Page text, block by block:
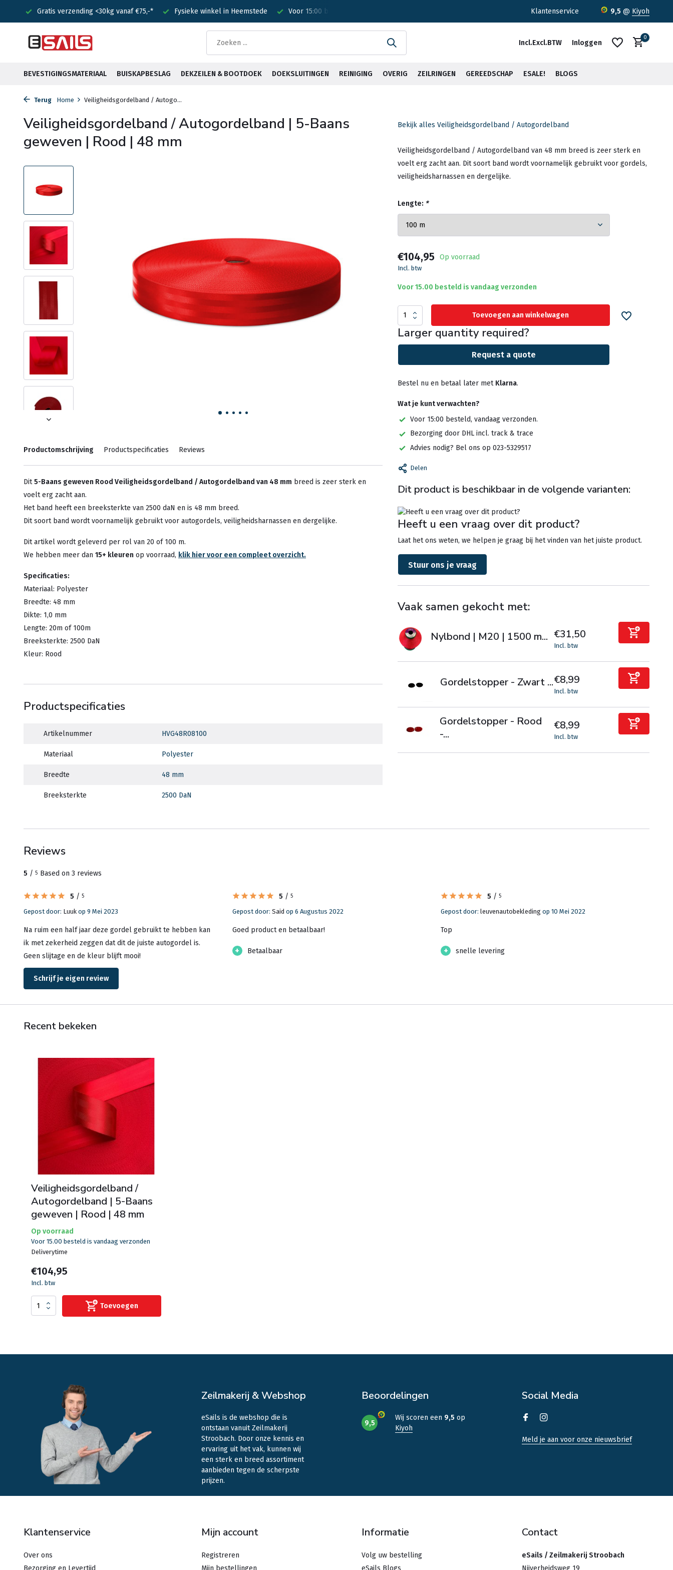
vanaf €75,-* Fysieke winkel in Heemstede Voor 15:00 besteld? Is vandaag verzonden! Klantenservice 9,5 @ Kiyoh
Incl.Excl.BTW Inloggen
0
BEVESTIGINGSMATERIAAL BUISKAPBESLAG DEKZEILEN & BOOTDOEK DOEKSLUITINGEN REINIGING OVERIG ZEILRINGEN GEREEDSCHAP ESALE! BLOGS
Terug Home Veiligheidsgordelband / Autogo...
Veiligheidsgordelband / Autogordelband | 5-Baans
geweven | Rood | 48 mm
Productomschrijving Productspecificaties Reviews
Dit5-Baans geweven Rood Veiligheidsgordelband / Autogordelband van 48 mm breed is zeer sterk en
voelt erg zacht aan.
Het band heeft een breeksterkte van 2500 daN en is 48 mm breed.
Dit soort band wordt voornamelijk gebruikt voor autogordels, veiligheidsharnassen en dergelijke.
Dit artikel wordt geleverd per rol van 20 of 100 m.
We hebben meer dan 15+ kleuren op voorraad, klik hier voor een compleet overzicht.
Specificaties:
Materiaal: Polyester
Breedte: 48 mm
Dikte: 1,0 mm
Lengte: 20m of 100m
Breeksterkte: 2500 DaN
Kleur: Rood
Productspecificaties
Artikelnummer HVG48R08100
Materiaal Polyester
Breedte 48 mm
Breeksterkte 2500 DaN
Bekijk alles Veiligheidsgordelband / Autogordelband
Veiligheidsgordelband / Autogordelband van 48 mm breed is zeer sterk en
voelt erg zacht aan. Dit soort band wordt voornamelijk gebruikt voor gordels,
veiligheidsharnassen en dergelijke.
Lengte: *
€104,95 Op voorraad
Incl. btw
Voor 15.00 besteld is vandaag verzonden
Toevoegen aan winkelwagen
Larger quantity required?
Request a quote
Bestel nu en betaal later met Klarna.
Wat je kunt verwachten?
Voor 15:00 besteld, vandaag verzonden.
Bezorging door DHL incl. track & trace
Advies nodig? Bel ons op 023-5329517
Delen
Dit product is beschikbaar in de volgende varianten:
Heeft u een vraag over dit product?
Laat het ons weten, we helpen je graag bij het vinden van het juiste product.
Stuur ons je vraag
Vaak samen gekocht met:
Nylbond | M20 | 1500 m... €31,50
Incl. btw
Gordelstopper - Zwart ...€8,99
Incl. btw
Gordelstopper - Rood
-...
€8,99
Incl. btw
Reviews
5 / 5 Based on 3 reviews
5 / 5
Gepost door: Luuk op 9 Mei 2023
Na ruim een half jaar deze gordel gebruikt te hebben kan
ik met zekerheid zeggen dat dit de juiste autogordel is.
Geen slijtage en de kleur blijft mooi!
5 / 5
Gepost door: Said op 6 Augustus 2022
Goed product en betaalbaar!
+ Betaalbaar
5 /5
Gepost door:leuvenautobekleding op 10 Mei 2022
Top
+ snelle levering
Schrijf je eigen review
Recent bekeken
Veiligheidsgordelband /
Autogordelband | 5-Baans
geweven | Rood | 48 mm
Op voorraad
Voor 15.00 besteld is vandaag verzonden
Deliverytime
€104,95
Incl. btw
Toevoegen
Zeilmakerij & Webshop
eSails is de webshop die is
ontstaan vanuit Zeilmakerij
Stroobach. Door onze kennis en
ervaring uit het vak, kunnen wij
een sterk en breed assortiment
aanbieden tegen de scherpste
prijzen.
Beoordelingen
9,5
Wij scoren een 9,5 op
Kiyoh
Social Media
Meld je aan voor onze nieuwsbrief
Klantenservice
Over ons
Bezorging en Levertijd
Mijn account
Registreren
Mijn bestellingen
Informatie
Volg uw bestelling
eSails Blogs
Contact
eSails / Zeilmakerij Stroobach
Nijverheidsweg 19